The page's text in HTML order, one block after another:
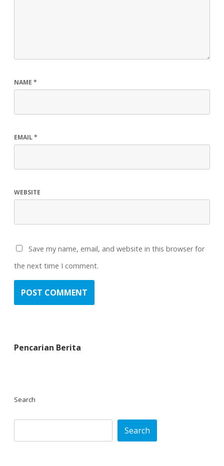
NAME *
EMAIL*
WEBSITE
Save my name, email, and website in this browser for
the next time I comment.
Pencarian Berita
Search
Search